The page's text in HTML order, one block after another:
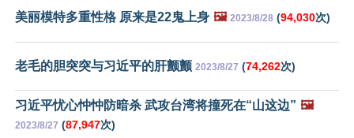
美丽模特多重性格 原来是22鬼上身 🖼️ 2023/8/28 (94,030次)
老毛的胆突突与习近平的肝颤颤 2023/8/27 (74,262次)
习近平忧心忡忡防暗杀 武攻台湾将撞死在“山这边” 🖼️
2023/8/27 (87,947次)